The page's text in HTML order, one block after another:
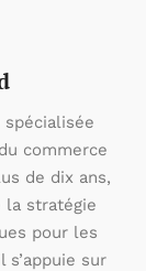
commerce
de dix ans,
la stratégie
pour les
sur